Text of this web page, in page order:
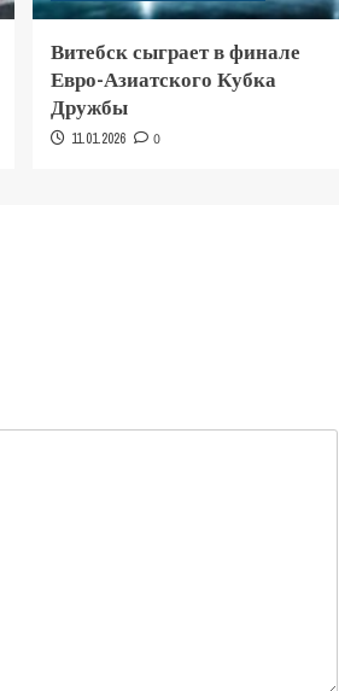
Витебск сыграет в финале
Евро-Азиатского Кубка
Дружбы
11.01.2026 0